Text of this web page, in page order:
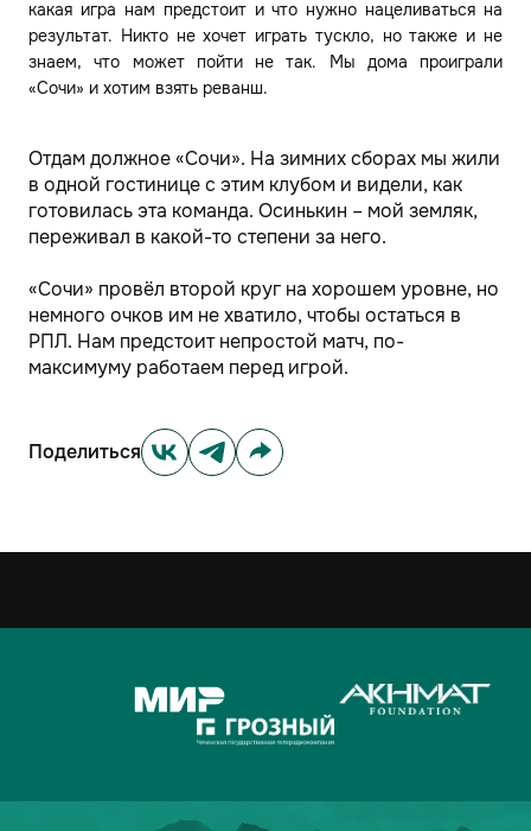
какая игра нам предстоит и что нужно нацеливаться на
результат. Никто не хочет играть тускло, но также и не
знаем, что может пойти не так. Мы дома проиграли
«Сочи» и хотим взять реванш.
Отдам должное «Сочи». На зимних сборах мы жили
в одной гостинице с этим клубом и видели, как
готовилась эта команда. Осинькин – мой земляк,
переживал в какой-то степени за него.
«Сочи» провёл второй круг на хорошем уровне, но
немного очков им не хватило, чтобы остаться в
РПЛ. Нам предстоит непростой матч, по-
максимуму работаем перед игрой.
Поделиться